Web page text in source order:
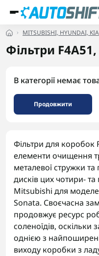
MITSUBISHI, HYUNDAI, KIA
Фільтри F4A51,
В категорії немає
Продовжити
Фільтри для коробок
елементи очищення
металевої стружки
дисків цих чотири- та
Mitsubishi для
Sonata. Своєчасна
продовжує ресурс
соленоїдів, оскільки
однією з
виходу коробки з